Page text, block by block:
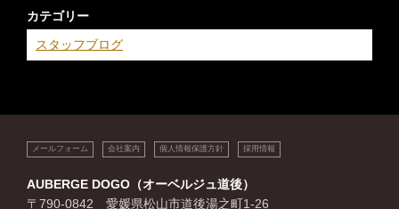
カテゴリー
スタッフブログ
メールフォーム 会社案内 個人情報保護方針 採用情報
AUBERGE DOGO（オーベルジュ道後）
〒790-0842 愛媛県松山市道後湯之町1-26